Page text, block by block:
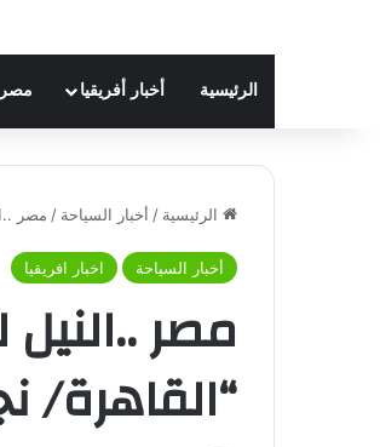
الرئيسية أخبار أفريقيا مصر
الرئيسية / أخبار السياحة / مصر
أخبار السياحة اخبار افريقيا
مصر
“القاهرة/